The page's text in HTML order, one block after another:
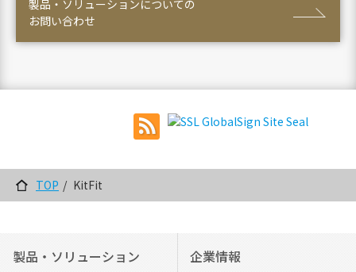
製品・ソリューションについての
お問い合わせ
TOP KitFit
製品・ソリューション 企業情報